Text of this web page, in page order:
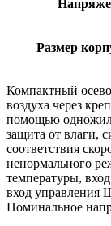
Размер
Компактный
воздуха через
помощью
защита от влаги,
соответствия
ненормального
температуры,
вход
Номинальное